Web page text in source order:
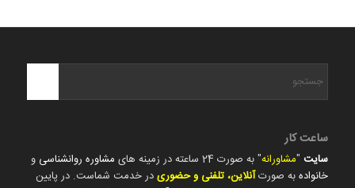
ساعت کار
سایت"مشاورانه" به صورت 24 ساعته در زمینه های مشاوره روانشناسی و
خانوادهبه صورتآنلاین، تلفنی و حضوریدر خدمت شماست. در پایین